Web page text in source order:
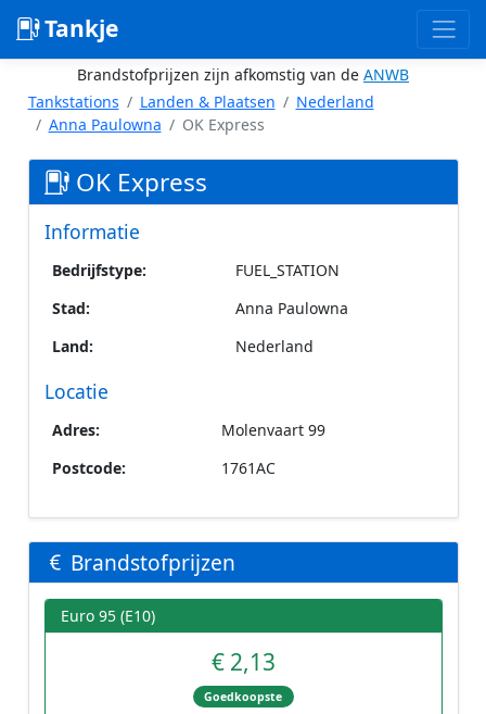
Tankje
Brandstofprijzen zijn afkomstig van de ANWB
Tankstations
Landen & Plaatsen
Nederland
Anna Paulowna
OK Express
OK Express
Informatie
Bedrijfstype:
FUEL_STATION
Stad:
Anna Paulowna
Land:
Nederland
Locatie
Adres:
Molenvaart 99
Postcode:
1761AC
Brandstofprijzen
Euro 95 (E10)
€ 2,13
Goedkoopste